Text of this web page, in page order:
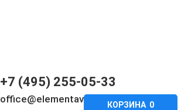
+7 (495) 255-05-33
office@elementavia.ru КОРЗИНА 0